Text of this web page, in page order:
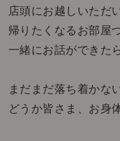
店頭にお越しいただ
帰りたくなるお部屋
一緒にお話ができた
まだまだ落ち着かな
どうか皆さま、お身